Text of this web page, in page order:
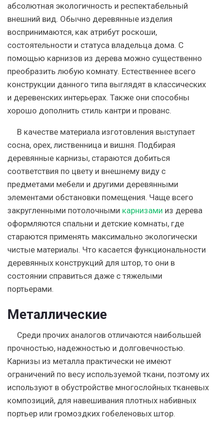
абсолютная экологичность и респектабельный
внешний вид. Обычно деревянные изделия
воспринимаются, как атрибут роскоши,
состоятельности и статуса владельца дома. С
помощью карнизов из дерева можно существенно
преобразить любую комнату. Естественнее всего
конструкции данного типа выглядят в классических
и деревенских интерьерах. Также они способны
хорошо дополнить стиль кантри и прованс.
В качестве материала изготовления выступает
сосна, орех, лиственница и вишня. Подбирая
деревянные карнизы, стараются добиться
соответствия по цвету и внешнему виду с
предметами мебели и другими деревянными
элементами обстановки помещения. Чаще всего
закругленными потолочными карнизами из дерева
оформляются спальни и детские комнаты, где
стараются применять максимально экологически
чистые материалы. Что касается функциональности
деревянных конструкций для штор, то они в
состоянии справиться даже с тяжелыми
портьерами.
Металлические
Среди прочих аналогов отличаются наибольшей
прочностью, надежностью и долговечностью.
Карнизы из металла практически не имеют
ограничений по весу используемой ткани, поэтому их
используют в обустройстве многослойных тканевых
композиций, для навешивания плотных набивных
портьер или громоздких гобеленовых штор.